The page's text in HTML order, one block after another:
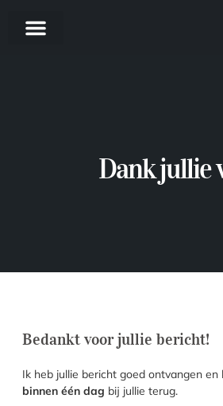
Dank jullie
Bedankt voor jullie bericht!
Ik heb jullie bericht goed ontvangen en
binnen één dag bij jullie terug.